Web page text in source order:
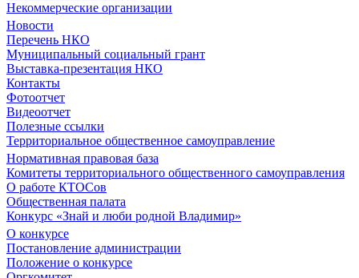
Некоммерческие организации
Новости
Перечень НКО
Муниципальный социальный грант
Выставка-презентация НКО
Контакты
Фотоотчет
Видеоотчет
Полезные ссылки
Территориальное общественное самоуправление
Нормативная правовая база
Комитеты территориального общественного самоуправления
О работе КТОСов
Общественная палата
Конкурс «Знай и люби родной Владимир»
О конкурсе
Постановление администрации
Положение о конкурсе